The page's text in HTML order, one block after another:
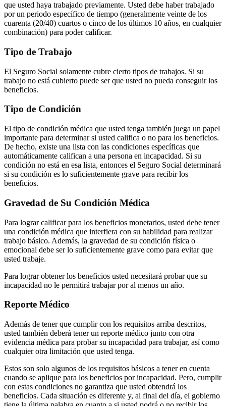
que usted haya trabajado previamente. Usted debe haber trabajado
por un periodo específico de tiempo (generalmente veinte de los
cuarenta (20/40) cuartos o cinco de los últimos 10 años, en cualquier
combinación) para poder calificar.
Tipo de Trabajo
El Seguro Social solamente cubre cierto tipos de trabajos. Si su
trabajo no está cubierto puede ser que usted no pueda conseguir los
beneficios.
Tipo de Condición
El tipo de condición médica que usted tenga también juega un papel
importante para determinar si usted califica o no para los beneficios.
De hecho, existe una lista con las condiciones específicas que
automáticamente califican a una persona en incapacidad. Si su
condición no está en esa lista, entonces el Seguro Social determinará
si su condición es lo suficientemente grave para recibir los
beneficios.
Gravedad de Su Condición Médica
Para lograr calificar para los beneficios monetarios, usted debe tener
una condición médica que interfiera con su habilidad para realizar
trabajo básico. Además, la gravedad de su condición física o
emocional debe ser lo suficientemente grave como para evitar que
usted trabaje.
Para lograr obtener los beneficios usted necesitará probar que su
incapacidad no le permitirá trabajar por al menos un año.
Reporte Médico
Además de tener que cumplir con los requisitos arriba descritos,
usted también deberá tener un reporte médico junto con otra
evidencia médica para probar su incapacidad para trabajar, así como
cualquier otra limitación que usted tenga.
Estos son solo algunos de los requisitos básicos a tener en cuenta
cuando se aplique para los beneficios por incapacidad. Pero, cumplir
con estas condiciones no garantiza que usted obtendrá los
beneficios. Cada situación es diferente y, al final del día, el gobierno